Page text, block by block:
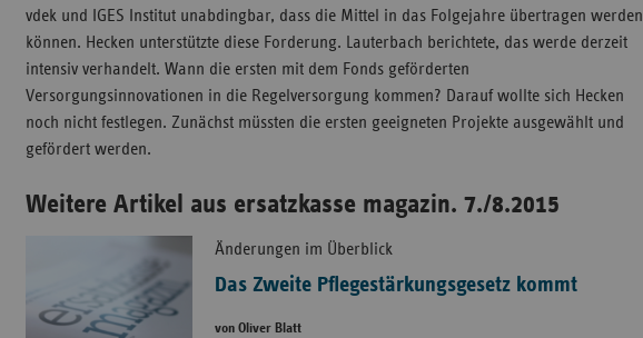
vdek und IGES Institut unabdingbar, dass die Mittel in das Folgejahre übertragen werden
können. Hecken unterstützte diese Forderung. Lauterbach berichtete, das werde derzeit
intensiv verhandelt. Wann die ersten mit dem Fonds geförderten
Versorgungsinnovationen in die Regelversorgung kommen? Darauf wollte sich Hecken
noch nicht festlegen. Zunächst müssten die ersten geeigneten Projekte ausgewählt und
gefördert werden.
Weitere Artikel aus ersatzkasse magazin. 7./8.2015
Änderungen im Überblick
Das Zweite Pflegestärkungsgesetz kommt
von Oliver Blatt